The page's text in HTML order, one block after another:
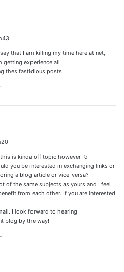
that I am killing my time here at net,
getting experience all
thes fastidious posts.
is kinda off topic however I’d
you be interested in exchanging links or
a blog article or vice-versa?
of the same subjects as yours and I feel
from each other. If you are interested
I look forward to hearing
blog by the way!